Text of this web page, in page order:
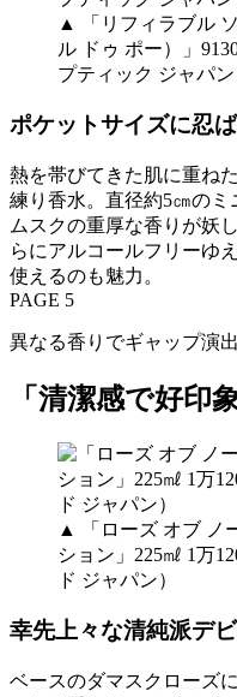
▲ 「リフィラブル
ル ドゥ ポー）」
プティック ジャパン
ポケットサイズに忍
熱を帯びてきた肌に重ね
練り香水。直径約5㎝のミ
ムスクの重厚な香りが妖
らにアルコールフリーゆ
使えるのも魅力。
PAGE 5
異なる香りでギャップ演
「清潔感で好印象
▲ 「ローズ オブ ノ
ション」225㎖ 1万
ド ジャパン）
幸先上々な清純派デ
ベースのダマスクローズ